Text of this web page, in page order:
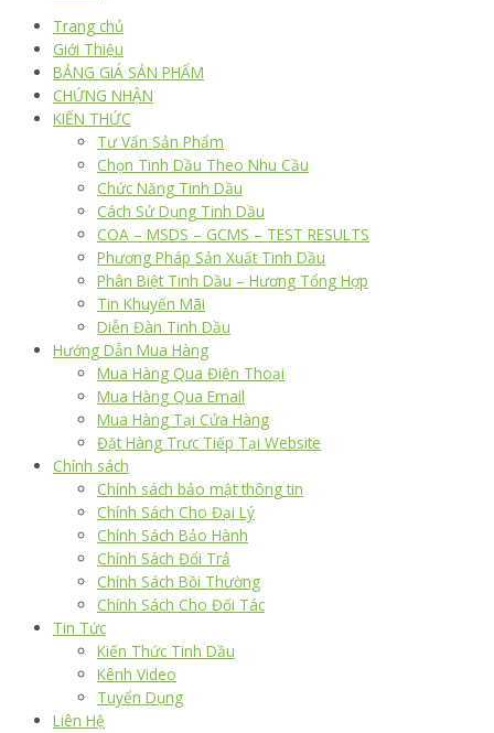
Trang chủ
Giới Thiệu
BẢNG GIÁ SẢN PHẨM
CHỨNG NHẬN
KIẾN THỨC
Tư Vấn Sản Phẩm
Chọn Tinh Dầu Theo Nhu Cầu
Chức Năng Tinh Dầu
Cách Sử Dụng Tinh Dầu
COA – MSDS – GCMS – TEST RESULTS
Phương Pháp Sản Xuất Tinh Dầu
Phân Biệt Tinh Dầu – Hương Tổng Hợp
Tin Khuyến Mãi
Diễn Đàn Tinh Dầu
Hướng Dẫn Mua Hàng
Mua Hàng Qua Điện Thoại
Mua Hàng Qua Email
Mua Hàng Tại Cửa Hàng
Đặt Hàng Trực Tiếp Tại Website
Chính sách
Chính sách bảo mật thông tin
Chính Sách Cho Đại Lý
Chính Sách Bảo Hành
Chính Sách Đổi Trả
Chính Sách Bồi Thường
Chính Sách Cho Đối Tác
Tin Tức
Kiến Thức Tinh Dầu
Kênh Video
Tuyển Dụng
Liên Hệ